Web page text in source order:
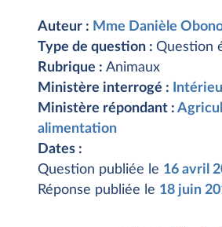
Auteur : Mme Danièle
Type de question : Question
Rubrique : Animaux
Ministère interrogé :
Ministère répondant :
alimentation
Dates :
Question publiée le 16 avril
Réponse publiée le 18 juin